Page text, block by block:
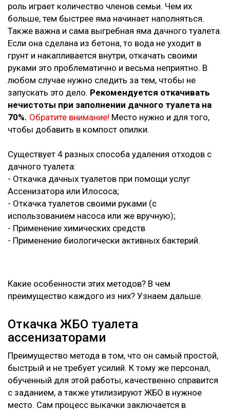
роль играет количество членов семьи. Чем их
больше, тем быстрее яма начинает наполняться.
Также важна и сама выгребная яма дачного туалета.
Если она сделана из бетона, то вода не уходит в
грунт и накапливается внутри, откачать своими
руками это проблематично и весьма неприятно. В
любом случае нужно следить за тем, чтобы не
запускать это дело. Рекомендуется откачивать
нечистоты при заполнении дачного туалета на
70%. Обратите внимание! Место нужно и для того,
чтобы добавить в компост опилки.
Существует 4 разных способа удаления отходов с
дачного туалета:
- Откачка дачных туалетов при помощи услуг
Ассенизатора или Илососа;
- Откачка туалетов своими руками (с
использованием насоса или же вручную);
- Применение химических средств
- Применение биологически активных бактерий.
Какие особенности этих методов? В чем
преимущество каждого из них? Узнаем дальше.
Откачка ЖБО туалета
ассенизаторами
Преимущество метода в том, что он самый простой,
быстрый и не требует усилий. К тому же персонал,
обученный для этой работы, качественно справится
с заданием, а также утилизируют ЖБО в нужное
место. Сам процесс выкачки заключается в